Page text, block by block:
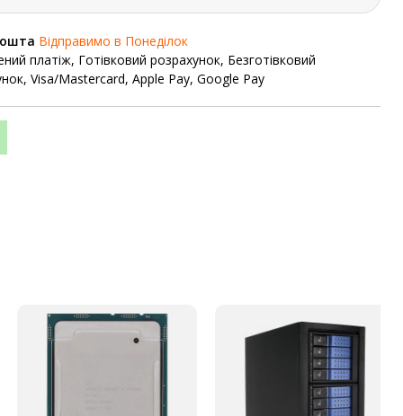
Відправимо в Понеділок
платіж, Готівковий розрахунок, Безготівковий
Visa/Mastercard, Apple Pay, Google Pay